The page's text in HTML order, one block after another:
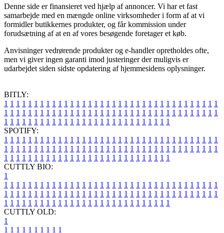
Denne side er finansieret ved hjælp af annoncer. Vi har et fast
samarbejde med en mængde online virksomheder i form af at vi
formidler butikkernes produkter, og får kommission under
forudsætning af at en af vores besøgende foretager et køb.
Anvisninger vedrørende produkter og e-handler opretholdes ofte,
men vi giver ingen garanti imod justeringer der muligvis er
udarbejdet siden sidste opdatering af hjemmesidens oplysninger.
BITLY:
1 1 1 1 1 1 1 1 1 1 1 1 1 1 1 1 1 1 1 1 1 1 1 1 1 1 1 1 1 1 1 1 1 1 1 1
1 1 1 1 1 1 1 1 1 1 1 1 1 1 1 1 1 1 1 1 1 1 1 1 1 1 1 1 1 1 1 1 1 1 1 1
1 1 1 1 1 1 1 1 1 1 1 1 1 1 1 1 1 1 1 1 1 1 1 1 1 1 1 1
SPOTIFY:
1 1 1 1 1 1 1 1 1 1 1 1 1 1 1 1 1 1 1 1 1 1 1 1 1 1 1 1 1 1 1 1 1 1 1 1
1 1 1 1 1 1 1 1 1 1 1 1 1 1 1 1 1 1 1 1 1 1 1 1 1 1 1 1 1 1 1 1 1 1 1 1
1 1 1 1 1 1 1 1 1 1 1 1 1 1 1 1 1 1 1 1 1 1 1 1 1 1 1 1
CUTTLY BIO:
1
1 1 1 1 1 1 1 1 1 1 1 1 1 1 1 1 1 1 1 1 1 1 1 1 1 1 1 1 1 1 1 1 1 1 1 1
1 1 1 1 1 1 1 1 1 1 1 1 1 1 1 1 1 1 1 1 1 1 1 1 1 1 1 1 1 1 1 1 1 1 1 1
1 1 1 1 1 1 1 1 1 1 1 1 1 1 1 1 1 1 1 1 1 1 1 1 1 1 1 1
CUTTLY OLD:
1
1 1 1 1 1 1 1 1 1 1